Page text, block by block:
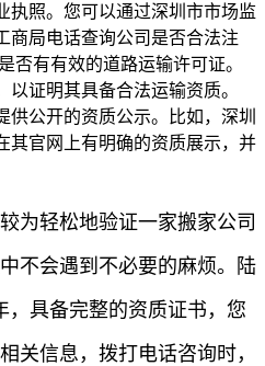
执照。您可以通过深圳市市场监
商局电话查询公司是否合法注
否有有效的道路运输许可证。
证明其具备合法运输资质。
供公开的资质公示。比如，深圳
其官网上有明确的资质展示，并
为轻松地验证一家搬家公司
不会遇到不必要的麻烦。陆
，具备完整的资质证书，您
关信息，拨打电话咨询时，